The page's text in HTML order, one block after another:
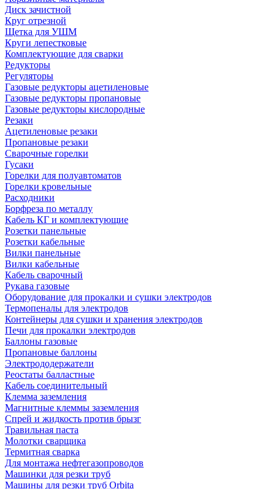
Диск зачистной
Круг отрезной
Щетка для УШМ
Круги лепестковые
Комплектующие для сварки
Редукторы
Регуляторы
Газовые редукторы ацетиленовые
Газовые редукторы пропановые
Газовые редукторы кислородные
Резаки
Ацетиленовые резаки
Пропановые резаки
Сварочные горелки
Гусаки
Горелки для полуавтоматов
Горелки кровельные
Расходники
Борфреза по металлу
Кабель КГ и комплектующие
Розетки панельные
Розетки кабельные
Вилки панельные
Вилки кабельные
Кабель сварочный
Рукава газовые
Оборудование для прокалки и сушки электродов
Термопеналы для электродов
Контейнеры для сушки и хранения электродов
Печи для прокалки электродов
Баллоны газовые
Пропановые баллоны
Электрододержатели
Реостаты балластные
Кабель соединительный
Клемма заземления
Магнитные клеммы заземления
Спрей и жидкость против брызг
Травильная паста
Молотки сварщика
Термитная сварка
Для монтажа нефтегазопроводов
Машинки для резки труб
Машины для резки труб Orbita